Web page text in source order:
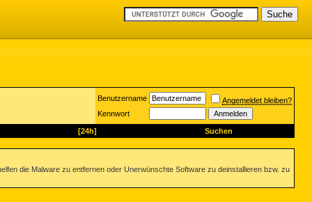
Benutzername
Angemeldet bleiben?
Kennwort
[24h] Suchen
die Malware zu entfernen oder Unerwünschte Software zu deinstallieren bzw. zu